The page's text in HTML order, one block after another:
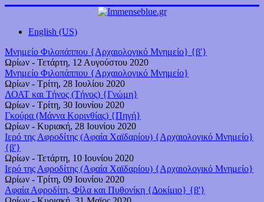
English (US)
Μνημείο Φιλοπάππου {Αρχαιολογικό Μνημείο} {β'}
Ωρίων - Τετάρτη, 12 Αυγούστου 2020
Μνημείο Φιλοπάππου {Αρχαιολογικό Μνημείο}
Ωρίων - Τρίτη, 28 Ιουλίου 2020
ΛΟΑΤ και Τήνος (Τήνος) {Γνώμη}
Ωρίων - Τρίτη, 30 Ιουνίου 2020
Γκούρα (Μάννα Κορινθίας) {Πηγή}
Ωρίων - Κυριακή, 28 Ιουνίου 2020
Ιερό της Αφροδίτης (Αφαία Χαϊδαρίου) {Αρχαιολογικό Μνημείο}
{β'}
Ωρίων - Τετάρτη, 10 Ιουνίου 2020
Ιερό της Αφροδίτης (Αφαία Χαϊδαρίου) {Αρχαιολογικό Μνημείο}
Ωρίων - Τρίτη, 09 Ιουνίου 2020
Αφαία Αφροδίτη, Φίλα και Πυθονίκη {Δοκίμιο} {β'}